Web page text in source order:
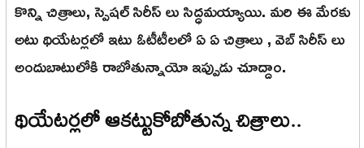
కొన్ని చిత్రాలు, స్పెషల్ సిరీస్ లు సిద్ధమయ్యాయి. మరి ఈ మేరకు
అటు థియేటర్లలో ఇటు ఓటీటీలలో ఏ ఏ చిత్రాలు , వెబ్ సిరీస్ లు
అందుబాటులోకి రాబోతున్నాయో ఇప్పుడు చూద్దాం.
థియేటర్లలో ఆకట్టుకోబోతున్న చిత్రాలు..